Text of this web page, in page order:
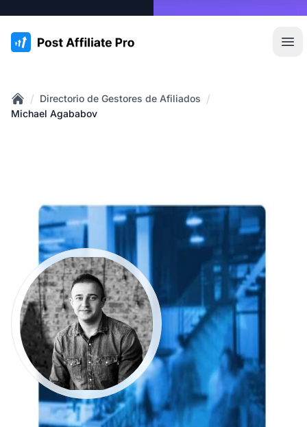
:site.title
Home
/ Directorio de Gestores de Afiliados /
Michael Agababov